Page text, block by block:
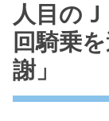
人目の
回騎乗
謝」